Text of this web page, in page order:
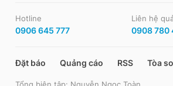
Hotline
0906 645 777
Liên hệ
0908 780
Đặt báo Quảng cáo RSS Tòa
Tổng biên tập: Nguyễn Ngọc Toàn